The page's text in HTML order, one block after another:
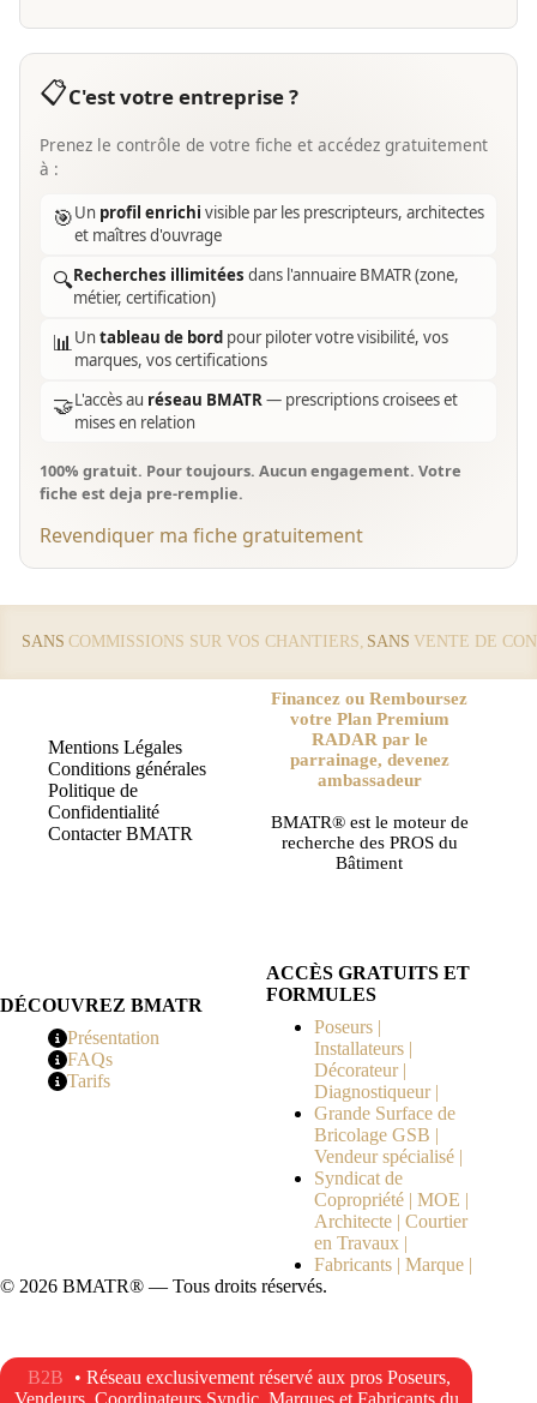
📋C'est votre entreprise ?
Prenez le contrôle de votre fiche et accédez gratuitement
à :
🎯Un profil enrichi visible par les prescripteurs, architectes
et maîtres d'ouvrage
🔍Recherches illimitées dans l'annuaire BMATR (zone,
métier, certification)
📊Untableau de bord pour piloter votre visibilité, vos
marques, vos certifications
🤝L'accès au réseau BMATR— prescriptions croisees et
mises en relation
100% gratuit. Pour toujours. Aucun engagement. Votre
fiche est deja pre-remplie.
Revendiquer ma fiche gratuitement
SANS COMMISSIONS SUR VOS CHANTIERS, SANS VENTE DE
Mentions Légales
Conditions générales
Politique de
Confidentialité
Contacter BMATR
Financez ou Remboursez
votre Plan Premium
RADAR par le
parrainage, devenez
ambassadeur
BMATR® est le moteur de
recherche des PROS du
Bâtiment
DÉCOUVREZ BMATR
Présentation
FAQs
Tarifs
ACCÈS GRATUITS ET
FORMULES
Poseurs |
Installateurs |
Décorateur |
Diagnostiqueur |
Grande Surface de
Bricolage GSB |
Vendeur spécialisé |
Syndicat de
Copropriété | MOE |
Architecte | Courtier
en Travaux |
Fabricants | Marque |
© 2026 BMATR® — Tous droits réservés.
B2B
• Réseau exclusivement réservé aux pros Poseurs,
Vendeurs, Coordinateurs Syndic, Marques et Fabricants du